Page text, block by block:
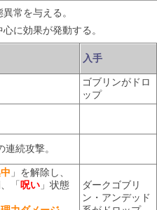
常を与える。
に効果が発動する。
入手
ゴブリンがドロ
ップ
連続攻撃。
」を解除し、
「 呪い 」状態
ダークゴブリ
ン・アンデッド